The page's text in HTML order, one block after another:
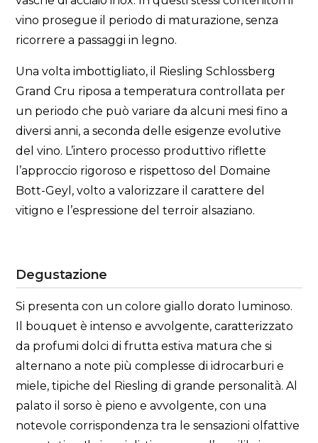
vino prosegue il periodo di maturazione, senza
ricorrere a passaggi in legno.
Una volta imbottigliato, il Riesling Schlossberg
Grand Cru riposa a temperatura controllata per
un periodo che può variare da alcuni mesi fino a
diversi anni, a seconda delle esigenze evolutive
del vino. L’intero processo produttivo riflette
l’approccio rigoroso e rispettoso del Domaine
Bott-Geyl, volto a valorizzare il carattere del
vitigno e l’espressione del terroir alsaziano.
Degustazione
Si presenta con un colore giallo dorato luminoso.
Il bouquet è intenso e avvolgente, caratterizzato
da profumi dolci di frutta estiva matura che si
alternano a note più complesse di idrocarburi e
miele, tipiche del Riesling di grande personalità. Al
palato il sorso è pieno e avvolgente, con una
notevole corrispondenza tra le sensazioni olfattive